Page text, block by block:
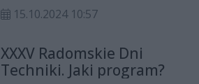
rozrywkowy. Jej zwieńczeniem był
15.10.2024 10:57
XXXV Radomskie Dni
Techniki. Jaki program?